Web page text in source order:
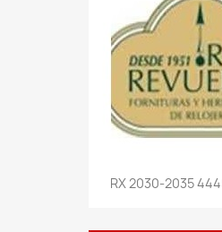
RX 2030-2035